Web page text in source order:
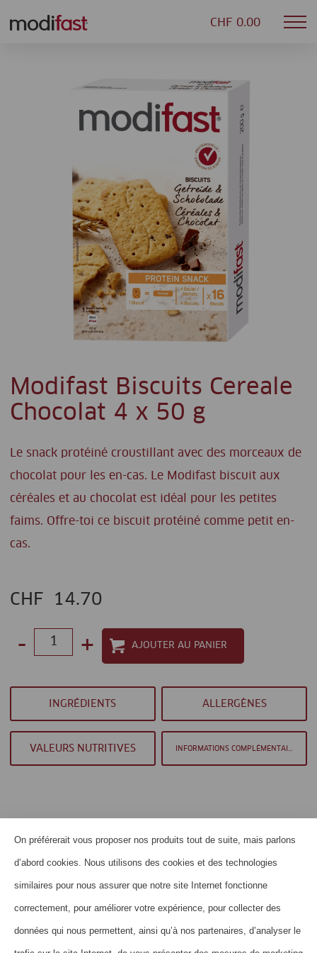
CHF 0.00
Modifast Biscuits Cereale
Chocolat 4 x 50 g
Le snack protéiné croustillant avec des morceaux de
chocolat pour les en-cas. Le Modifast biscuit aux
céréales et au chocolat est idéal pour les petites
faims. Offre-toi ce biscuit protéiné comme petit en-
cas.
CHF 14.70
- +
between
and
INGRÉDIENTS ALLERGÈNES
VALEURS NUTRITIVES INFORMATIONS COMPLÉMENTAIRES
HOME
QUI SOMMES-NOUS?
CONTACT
FOIRE AUX QUESTIONS
On préférerait vous proposer nos produits tout de suite, mais parlons
d’abord cookies. Nous utilisons des cookies et des technologies
similaires pour nous assurer que notre site Internet fonctionne
correctement, pour améliorer votre expérience, pour collecter des
données qui nous permettent, ainsi qu’à nos partenaires, d’analyser le